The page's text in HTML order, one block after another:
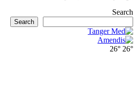
Search
Search
26°
26°